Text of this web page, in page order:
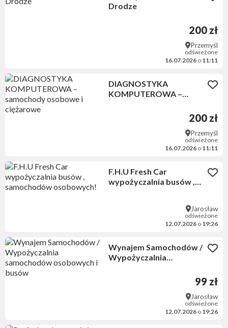
Drodze
200 zł
Przemyśl
odświeżone
16.07.2026 o 11:11
DIAGNOSTYKA
KOMPUTEROWA –
200 zł
Przemyśl
odświeżone
16.07.2026 o 11:11
F.H.U Fresh Car
wypożyczalnia busów ,
Jarosław
odświeżone
12.07.2026 o 19:26
Wynajem Samochodów /
Wypożyczalnia
99 zł
Jarosław
odświeżone
12.07.2026 o 19:26